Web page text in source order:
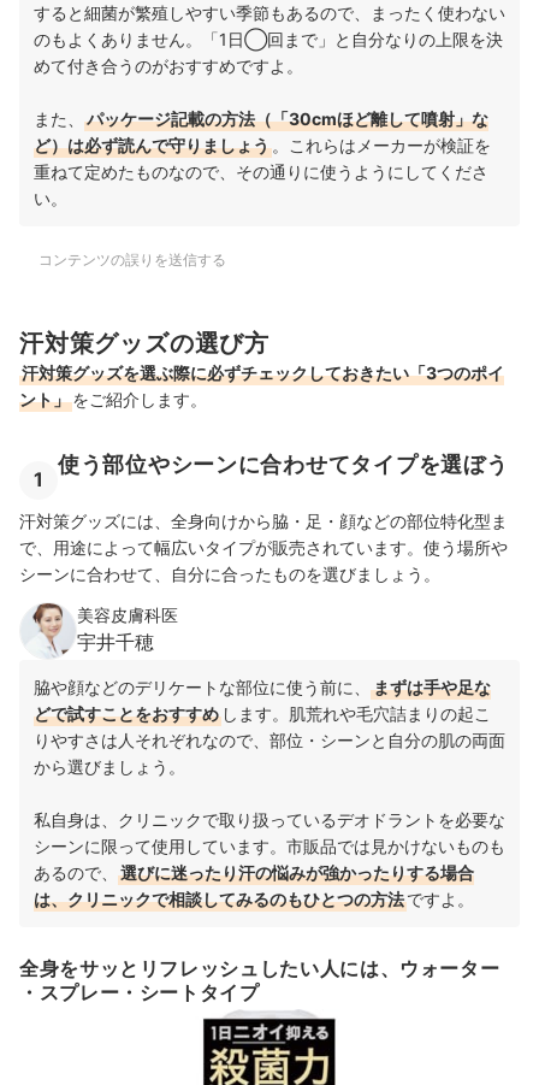
すると細菌が繁殖しやすい季節もあるので、まったく使わない
のもよくありません。「1日◯回まで」と自分なりの上限を決
めて付き合うのがおすすめですよ。
また、
パッケージ記載の方法（「30cmほど離して噴射」な
ど）は必ず読んで守りましょう 。これらはメーカーが検証を
重ねて定めたものなので、その通りに使うようにしてくださ
い。
コンテンツの誤りを送信する
汗対策グッズの選び方
汗対策グッズを選ぶ際に必ずチェックしておきたい「3つのポイ
ント」をご紹介します。
1
使う部位やシーンに合わせてタイプを選ぼう
汗対策グッズには、全身向けから脇・足・顔などの部位特化型ま
で、用途によって幅広いタイプが販売されています。使う場所や
シーンに合わせて、自分に合ったものを選びましょう。
美容皮膚科医
宇井千穂
脇や顔などのデリケートな部位に使う前に、
まずは手や足な
どで試すことをおすすめ します。肌荒れや毛穴詰まりの起こ
りやすさは人それぞれなので、部位・シーンと自分の肌の両面
から選びましょう。
私自身は、クリニックで取り扱っているデオドラントを必要な
シーンに限って使用しています。市販品では見かけないものも
あるので、
選びに迷ったり汗の悩みが強かったりする場合
は、クリニックで相談してみるのもひとつの方法ですよ。
全身をサッとリフレッシュしたい人には、ウォーター
・スプレー・シートタイプ